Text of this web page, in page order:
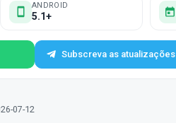
ANDROID
5.1+
Subscreva as atualizações
07-12